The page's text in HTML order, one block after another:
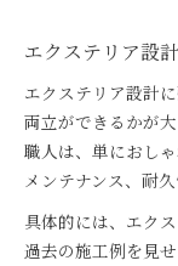
エクステリア設
エクステリア設計
両立ができるかが
職人は、単におし
メンテナンス、耐
具体的には、エク
過去の施工例を見